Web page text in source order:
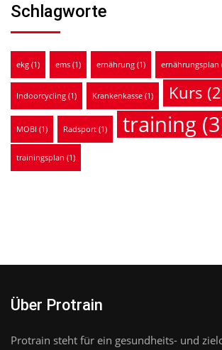
Schlagworte
ekg (1) ems (1) ernährung (1) ernährungsplan
Indoorcycling (1) Krankenkasse (1) Kurs
MOBI (1) Radsport (1) training
trainingsplan (1)
Über Protrain
Protrain steht für ein gesundheits- und